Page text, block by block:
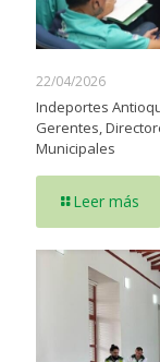
22/04/2026
Indeportes
Gerentes,
Municipales
Leer más